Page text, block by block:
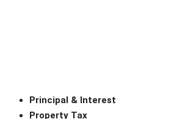
Principal & Interest
Property Tax